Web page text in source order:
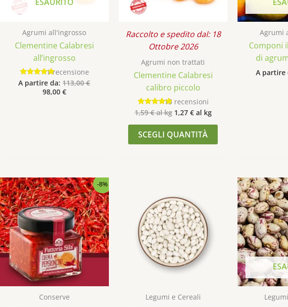
Agrumi all'ingrosso
Clementine Calabresi
all’ingrosso
Valutato
5.00
su 5
1recensione
A partire da:113,00€
98,00 €
possono
scelte
nella
pagina
prodotto
Raccolto e spedito dal: 18
Ottobre 2026
Agrumi non trattati
Clementine Calabresi
calibro piccolo
Valutato
su 5
15recensioni
1,59€al kg 1,27 €al kg
SCEGLI QUANTITÀ
Agrumi
Componi
di
A partire
-8%
Conserve
Il
prezzo
originale
era:
6,49 €.
Il
prezzo
attuale
è:
5,99 €.
Legumi e Cereali